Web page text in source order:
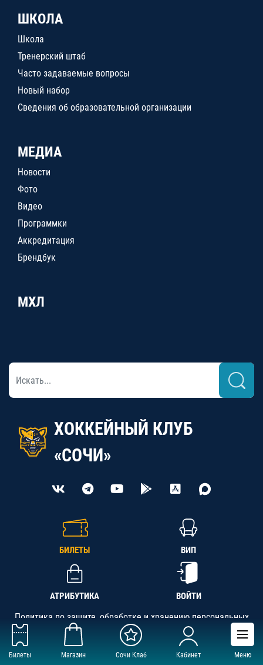
Билеты Магазин Сочи Клаб Кабинет Меню
ШКОЛА
Школа
Тренерский штаб
Часто задаваемые вопросы
Новый набор
Сведения об образовательной организации
МЕДИА
Новости
Фото
Видео
Программки
Аккредитация
Брендбук
МХЛ
ХОККЕЙНЫЙ КЛУБ
«СОЧИ»
БИЛЕТЫ ВИП
АТРИБУТИКА ВОЙТИ
Политика по защите, обработке и хранению персональных
данных
АНО «СК «Кубань-Регион», ОГРН 1142300002349,